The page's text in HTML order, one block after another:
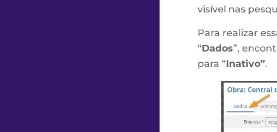
visível nas
Para realizar
“Dados”,
para “Inativo”.